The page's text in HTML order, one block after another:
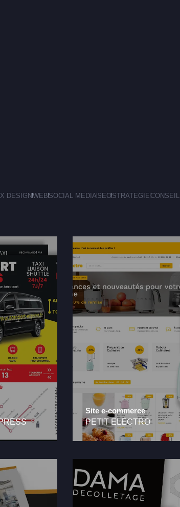
DESIGN WEB SOCIAL MEDIASEOSTRATEGIE CONSEIL
Site e-commerce
PETIT ELECTRO